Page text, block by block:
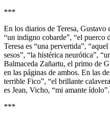
***
En los diarios de Teresa, Gustavo
“un indigno cobarde”, “el puerco
Teresa es “una pervertida”,
sesos”, “la histérica neurótica”,
Balmaceda Zañartu, el primo de
en las páginas de ambos. En las
terrible Fico”, “el brillante
es Jean, Vicho, “mi amante ídolo”.
***